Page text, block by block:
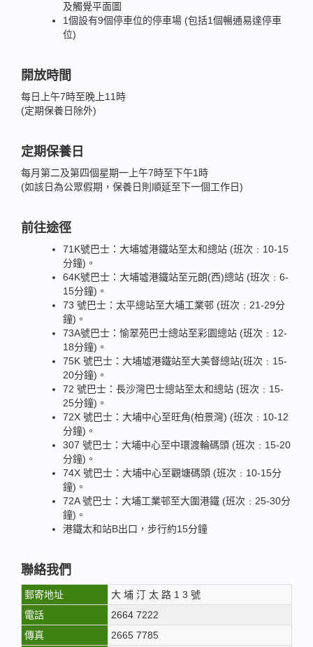
及觸覺平面圖
1個設有9個停車位的停車場 (包括1個暢通易達停車
位)
開放時間
每日上午7時至晚上11時
(定期保養日除外)
定期保養日
每月第二及第四個星期一上午7時至下午1時
(如該日為公眾假期，保養日則順延至下一個工作日)
前往途徑
71K號巴士：大埔墟港鐵站至太和總站 (班次﹕10-15
分鐘)。
64K號巴士：大埔墟港鐵站至元朗(西)總站 (班次﹕6-
15分鐘)。
73 號巴士：太平總站至大埔工業邨 (班次﹕21-29分
鐘)。
73A號巴士：愉翠苑巴士總站至彩園總站 (班次﹕12-
18分鐘)。
75K 號巴士：大埔墟港鐵站至大美督總站(班次﹕15-
20分鐘)。
72 號巴士：長沙灣巴士總站至太和總站 (班次﹕15-
25分鐘)。
72X 號巴士：大埔中心至旺角(柏景灣) (班次﹕10-12
分鐘)。
307 號巴士：大埔中心至中環渡輪碼頭 (班次﹕15-20
分鐘)。
74X 號巴士：大埔中心至觀塘碼頭 (班次﹕10-15分
鐘)。
72A 號巴士：大埔工業邨至大圍港鐵 (班次﹕25-30分
鐘)。
港鐵太和站B出口，步行約15分鐘
聯絡我們
郵寄地址
大 埔 汀 太 路 1 3 號
電話
2664 7222
傳真
2665 7785